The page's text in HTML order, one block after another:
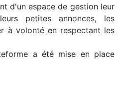
d'un espace de gestion leur
petites annonces, les
à volonté en respectant les
a été mise en place